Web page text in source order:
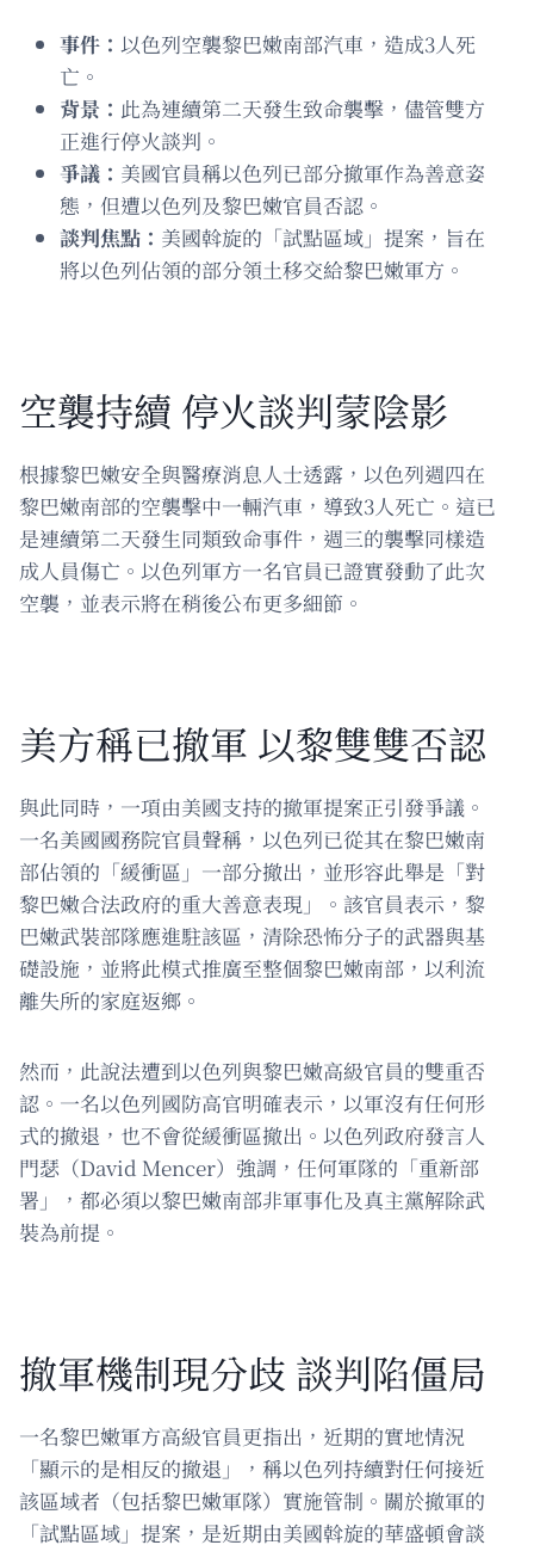
事件： 以色列空襲黎巴嫩南部汽車，造成3人死
亡。
背景： 此為連續第二天發生致命襲擊，儘管雙方
正進行停火談判。
爭議： 美國官員稱以色列已部分撤軍作為善意姿
態，但遭以色列及黎巴嫩官員否認。
談判焦點： 美國斡旋的「試點區域」提案，旨在
將以色列佔領的部分領土移交給黎巴嫩軍方。
空襲持續 停火談判蒙陰影
根據黎巴嫩安全與醫療消息人士透露，以色列週四在
黎巴嫩南部的空襲擊中一輛汽車，導致3人死亡。這已
是連續第二天發生同類致命事件，週三的襲擊同樣造
成人員傷亡。以色列軍方一名官員已證實發動了此次
空襲，並表示將在稍後公布更多細節。
美方稱已撤軍 以黎雙雙否認
與此同時，一項由美國支持的撤軍提案正引發爭議。
一名美國國務院官員聲稱，以色列已從其在黎巴嫩南
部佔領的「緩衝區」一部分撤出，並形容此舉是「對
黎巴嫩合法政府的重大善意表現」。該官員表示，黎
巴嫩武裝部隊應進駐該區，清除恐怖分子的武器與基
礎設施，並將此模式推廣至整個黎巴嫩南部，以利流
離失所的家庭返鄉。
然而，此說法遭到以色列與黎巴嫩高級官員的雙重否
認。一名以色列國防高官明確表示，以軍沒有任何形
式的撤退，也不會從緩衝區撤出。以色列政府發言人
門瑟（David Mencer）強調，任何軍隊的「重新部
署」，都必須以黎巴嫩南部非軍事化及真主黨解除武
裝為前提。
撤軍機制現分歧 談判陷僵局
一名黎巴嫩軍方高級官員更指出，近期的實地情況
「顯示的是相反的撤退」，稱以色列持續對任何接近
該區域者（包括黎巴嫩軍隊）實施管制。關於撤軍的
「試點區域」提案，是近期由美國斡旋的華盛頓會談